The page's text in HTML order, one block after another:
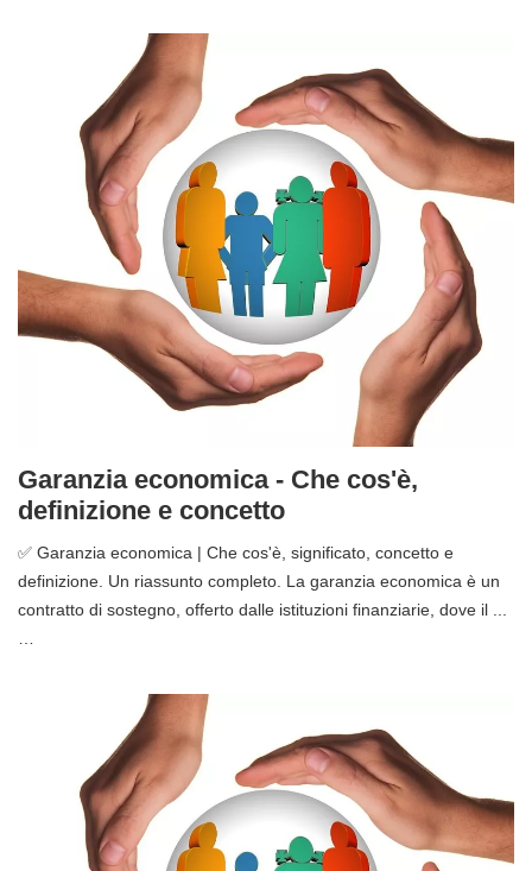
Garanzia economica - Che cos'è,
definizione e concetto
✅ Garanzia economica | Che cos'è, significato, concetto e
definizione. Un riassunto completo. La garanzia economica è un
contratto di sostegno, offerto dalle istituzioni finanziarie, dove il ...